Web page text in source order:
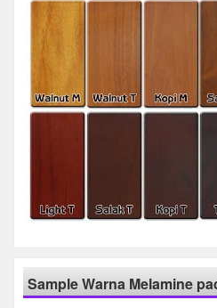
Sample Warna Melamine